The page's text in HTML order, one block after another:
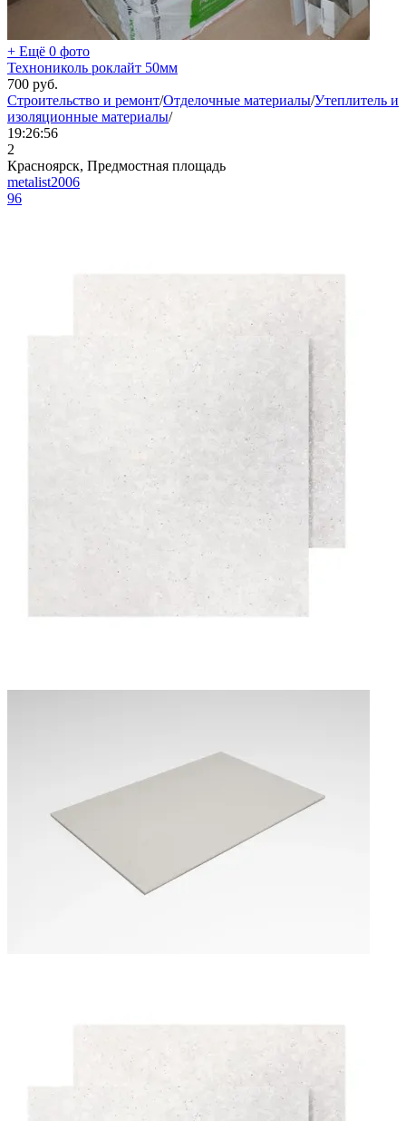
+ Ещё 0 фото
Технониколь роклайт 50мм
700 руб.
Строительство и ремонт/Отделочные материалы/Утеплитель и
изоляционные материалы/
19:26:56
2
Красноярск, Предмостная площадь
metalist2006
96